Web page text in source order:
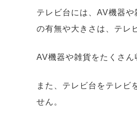
テレビ台には、AV機器
の有無や大きさは、テレ
AV機器や雑貨をたくさん
また、テレビ台をテレビ
せん。